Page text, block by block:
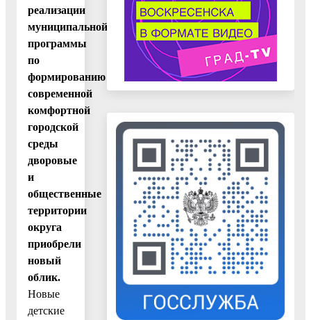
реализации
муниципальной
программы
по
формированию
современной
комфортной
городской
среды
дворовые
и
общественные
территории
округа
приобрели
новый
облик.
Новые
детские